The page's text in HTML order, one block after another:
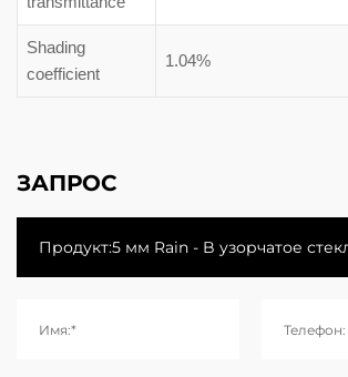
Shading
coefficient
1.04%
ЗАПРОС
Имя:* Телефон: